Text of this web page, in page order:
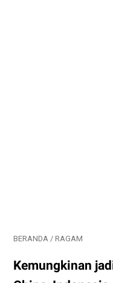
BERANDA / RAGAM
Kemungkinan